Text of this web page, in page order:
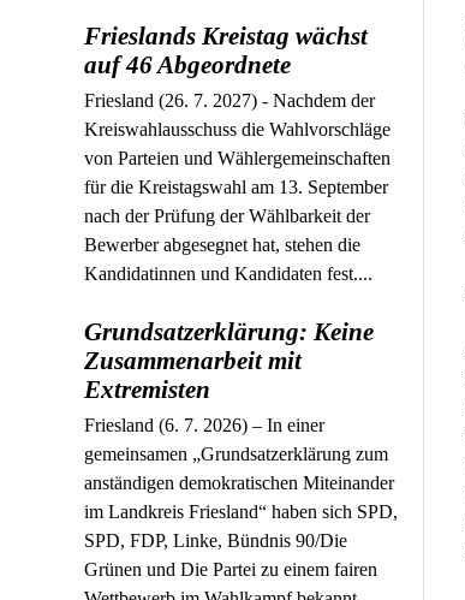
Frieslands Kreistag wächst
auf 46 Abgeordnete
Friesland (26. 7. 2027) - Nachdem der
Kreiswahlausschuss die Wahlvorschläge
von Parteien und Wählergemeinschaften
für die Kreistagswahl am 13. September
nach der Prüfung der Wählbarkeit der
Bewerber abgesegnet hat, stehen die
Kandidatinnen und Kandidaten fest....
Grundsatzerklärung: Keine
Zusammenarbeit mit
Extremisten
Friesland (6. 7. 2026) – In einer
gemeinsamen „Grundsatzerklärung zum
anständigen demokratischen Miteinander
im Landkreis Friesland“ haben sich SPD,
SPD, FDP, Linke, Bündnis 90/Die
Grünen und Die Partei zu einem fairen